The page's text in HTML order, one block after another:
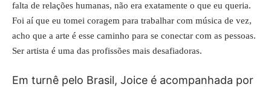
falta de relações humanas, não era exatamente o que eu queria.
Foi aí que eu tomei coragem para trabalhar com música de vez,
acho que a arte é esse caminho para se conectar com as pessoas.
Ser artista é uma das profissões mais desafiadoras.
Em turnê pelo Brasil, Joice é acompanhada por